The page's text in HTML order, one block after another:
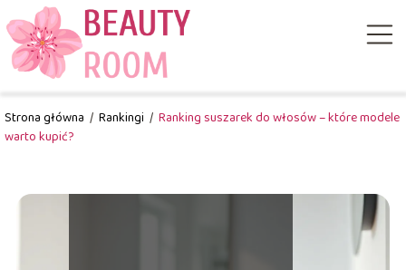
Strona główna / Rankingi / Ranking suszarek do włosów – które modele
warto kupić?